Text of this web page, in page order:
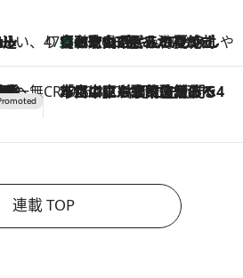
47都道府県の手みやげ ひんやりスイーツで夏を満喫
2026.8.9
【和歌山県】この夏絶対食べたい 冷やしておいしいおやつ3選 みかんがごろっと丸ごと入ったジュレ
場所へ
湯」で体験 CREA'S CHOICE
2026.8.7
「立川にも歌舞伎があるんだよ」 片岡仁左衛門・市川中車ら豪華座組みで4年目の立川立飛歌舞伎へ
連載 TOP